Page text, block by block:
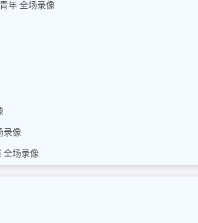
年 全场录像
录像
全场录像